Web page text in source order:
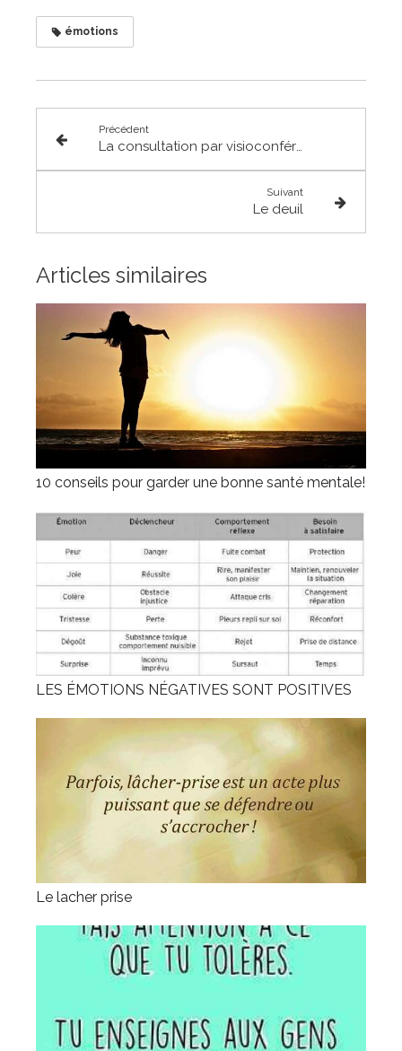
émotions
Précédent
La consultation par visioconférence et à domicile
Suivant
Le deuil
Articles similaires
10 conseils pour garder une bonne santé mentale!
LES ÉMOTIONS NÉGATIVES SONT POSITIVES
Le lacher prise